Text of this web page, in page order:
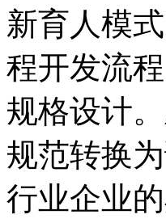
新育人模
程开发流
规格设计
规范转换
行业企业